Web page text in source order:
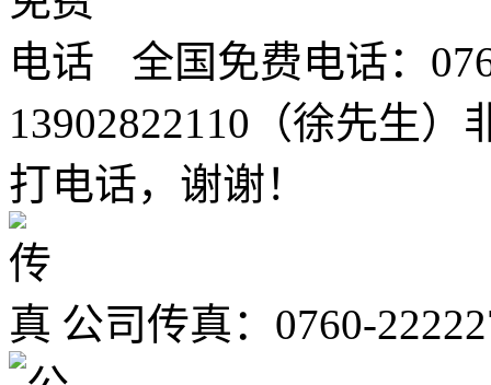
全国免费电话：
13902822110（徐先生
打电话，谢谢！
公司传真：0760-